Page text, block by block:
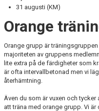
31 augusti (KM)
Orange
Orange grupp är
majoriteten av gruppens
lite extra på de färdigheter som
är ofta intervallbetonad men vi
återhämtning.
Även du som är vuxen och
att träna med orange grupp. Vi